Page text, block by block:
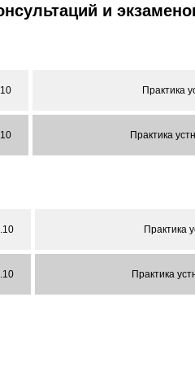
и
Практика
Практика
Практика
Практика